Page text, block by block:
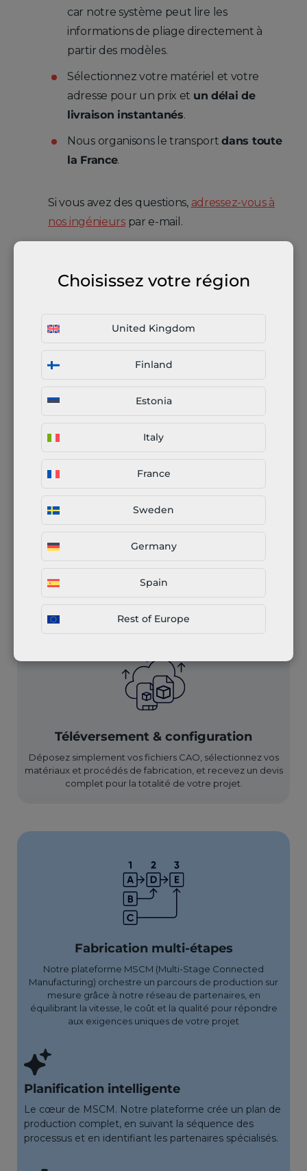
Choisissez votre région
United Kingdom
Finland
Estonia
Italy
France
Sweden
Germany
Spain
Rest of Europe
car notre système peut lire les
informations de pliage directement à
partir des modèles.
Sélectionnez votre matériel et votre
adresse pour un prix et un délai de
livraison instantanés.
Nous organisons le transportdans toute
la France.
Si vous avez des questions, adressez-vous à
nos ingénieurspar e-mail.
Qu'est-ce que c'est le
pliage de tôle ?
Différentes méthodes
Pliage CNC
Avantages du pliage de
tôle
Notre approche de
fabrication collaborative
multi-étapes
Téléversement & configuration
Déposez simplement vos fichiers CAO, sélectionnez vos
matériaux et procédés de fabrication, et recevez un devis
complet pour la totalité de votre projet.
Fabrication multi-étapes
Notre plateforme MSCM (Multi-Stage Connected
Manufacturing) orchestre un parcours de production sur
mesure grâce à notre réseau de partenaires, en
équilibrant la vitesse, le coût et la qualité pour répondre
aux exigences uniques de votre projet
Planification intelligente
Le cœur de MSCM. Notre plateforme crée un plan de
production complet, en suivant la séquence des
processus et en identifiant les partenaires spécialisés.